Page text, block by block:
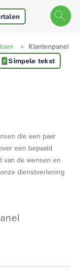
Klantenpanel
Simpele tekst
die een paar
een bepaald
van de wensen en
dienstverlening